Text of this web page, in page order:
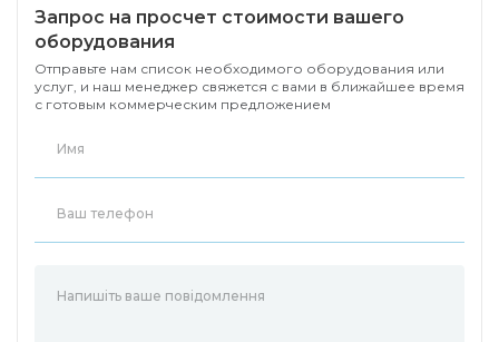
Запрос на просчет стоимости вашего
оборудования
Отправьте нам список необходимого оборудования или
услуг, и наш менеджер свяжется с вами в ближайшее время
с готовым коммерческим предложением